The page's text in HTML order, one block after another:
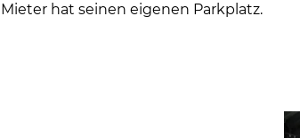
Mieter hat seinen eigenen Parkplatz.